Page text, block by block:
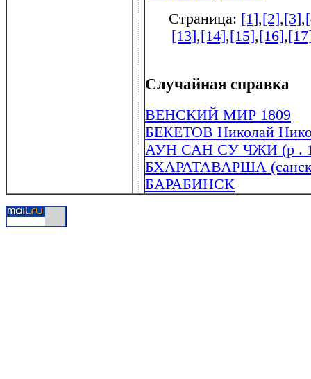
Страница: [1],[2],[3],
[13],[14],[15],[16],
Случайная справка
ВЕНСКИЙ МИР 1809
БЕКЕТОВ Николай
АУН САН СУ ЧЖИ (р .
БХАРАТАВАРША
БАРАБИНСК